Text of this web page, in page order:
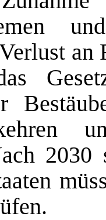
2030